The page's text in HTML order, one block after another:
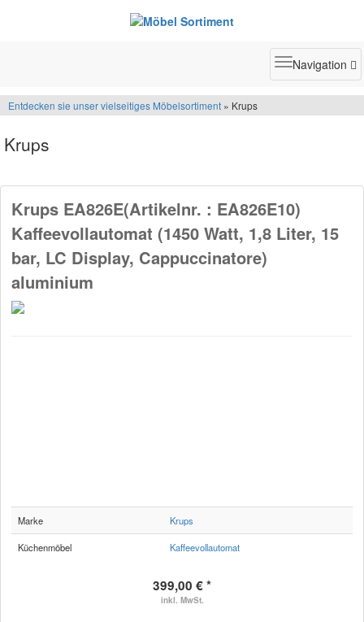
Toggle
Navigation
Entdecken sie unser vielseitiges Möbelsortiment » Krups
Krups
Krups EA826E(Artikelnr. : EA826E10)
Kaffeevollautomat (1450 Watt, 1,8 Liter, 15
bar, LC Display, Cappuccinatore)
aluminium
Marke Krups
Küchenmöbel Kaffeevollautomat
399,00 € *
inkl. MwSt.